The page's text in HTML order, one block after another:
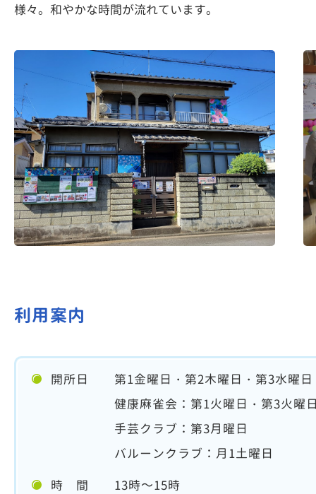
様々。和やかな時間が流れています。
利用案内
開所日 第1金曜日・第2木曜日・第3水曜日
健康麻雀会：第1火曜日・第3火曜
手芸クラブ：第3月曜日
バルーンクラブ：月1土曜日
時 間 13時～15時